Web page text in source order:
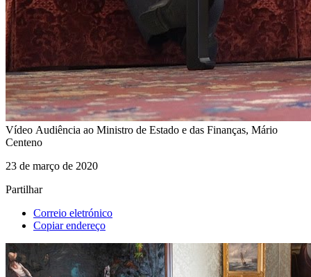
Vídeo Audiência ao Ministro de Estado e das Finanças, Mário
Centeno
23 de março de 2020
Partilhar
Correio eletrónico
Copiar endereço